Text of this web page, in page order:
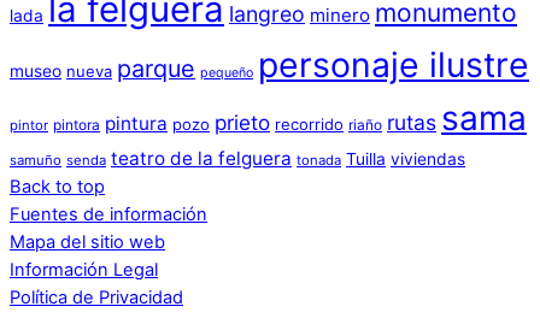
lada la felguera langreo minero monumento
museo nueva parque pequeño personaje ilustre
pintor pintora pintura pozo prieto recorrido riaño rutas sama
samuño senda teatro de la felguera tonada Tuilla viviendas
Back to top
Fuentes de información
Mapa del sitio web
Información Legal
Política de Privacidad